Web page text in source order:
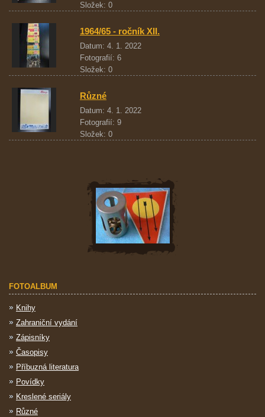
Složek: 0
1964/65 - ročník XII.
Datum: 4. 1. 2022
Fotografií: 6
Složek: 0
Různé
Datum: 4. 1. 2022
Fotografií: 9
Složek: 0
FOTOALBUM
Knihy
Zahraniční vydání
Zápisníky
Časopisy
Příbuzná literatura
Povídky
Kreslené seriály
Různé